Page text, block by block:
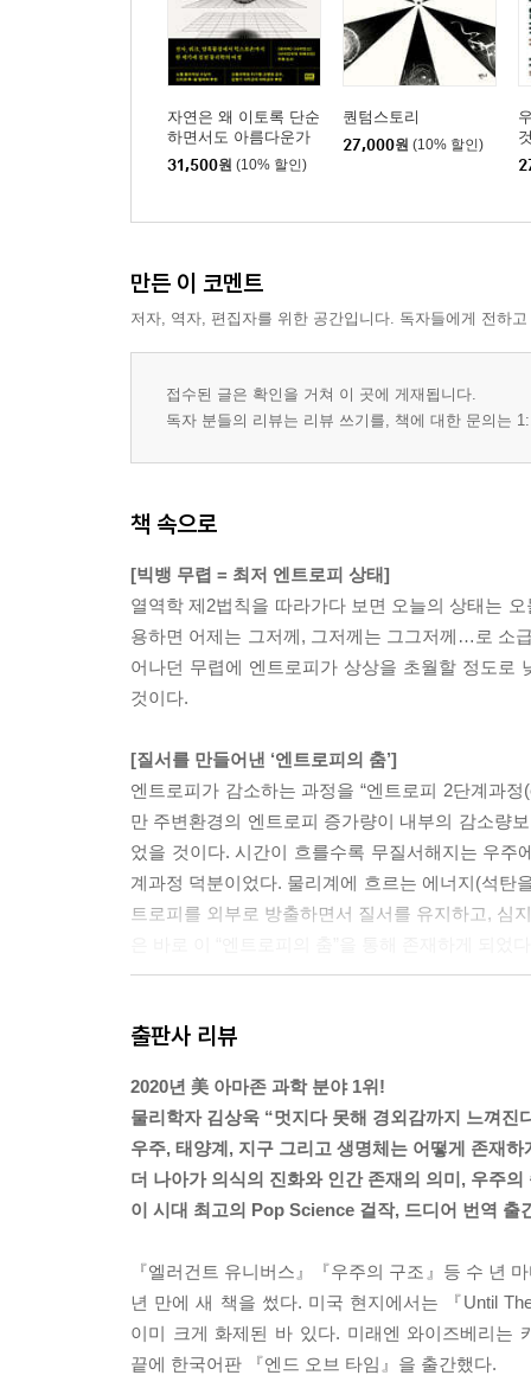
자연은 왜 이토록 단순
하면서도 아름다운가
31,500원 (10% 할인)
퀀텀스토리
27,000원 (10% 할인)
만든 이 코멘트
저자, 역자, 편집자를 위한 공간입니다. 독자들에게 전하
접수된 글은 확인을 거쳐 이 곳에 게재됩니다.
독자 분들의 리뷰는 리뷰 쓰기를, 책에 대한 문의는
책 속으로
[빅뱅 무렵 = 최저 엔트로피 상태]
열역학 제2법칙을 따라가다 보면 오늘의 상태는
용하면 어제는 그저께, 그저께는 그그저께…로 소
어나던 무렵에 엔트로피가 상상을 초월할 정도로
것이다.
[질서를 만들어낸 ‘엔트로피의 춤’]
엔트로피가 감소하는 과정을 “엔트로피 2단계과
만 주변환경의 엔트로피 증가량이 내부의 감소량
었을 것이다. 시간이 흐를수록 무질서해지는 우
계과정 덕분이었다. 물리계에 흐르는 에너지(석탄
트로피를 외부로 방출하면서 질서를 유지하고, 심
왜 현실은 양자역학의 법칙을 따르는 것일까? 나
교조차 안 되는 작은 영역에 집중되어있기 때문에
정교했다면 우리의 직관은 양자적 현상을 기초로
학이 뼈 속에 각인되어있는 것처럼(탁자에서 떨
고있기 때문이다), 양자적 현상에도 거의 본능적
을 간접적으로 이해하는 수밖에 없다.
[‘의식’을 과학적으로 설명한다는 어려움]
우리는 아직도 의식의 경험을 과학적 언어로 설
을 밝히지 못한 것이다. 누군가가 “의식은 전통
도 않다. 사고에 대해 깊이 생각해 본 사람이라면,
출판사 리뷰
2020년 美 아마존 과학 분야 1위!
물리학자 김상욱 “멋지다 못해 경외감까지 느껴진
우주, 태양계, 지구 그리고 생명체는 어떻게 존재
더 나아가 의식의 진화와 인간 존재의 의미, 우주
이 시대 최고의 Pop Science 걸작, 드디어 번역 출
『엘러건트 유니버스』『우주의 구조』등 수 년
년 만에 새 책을 썼다. 미국 현지에서는 『Until
이미 크게 화제된 바 있다. 미래엔 와이즈베리는
끝에 한국어판 『엔드 오브 타임』을 출간했다.